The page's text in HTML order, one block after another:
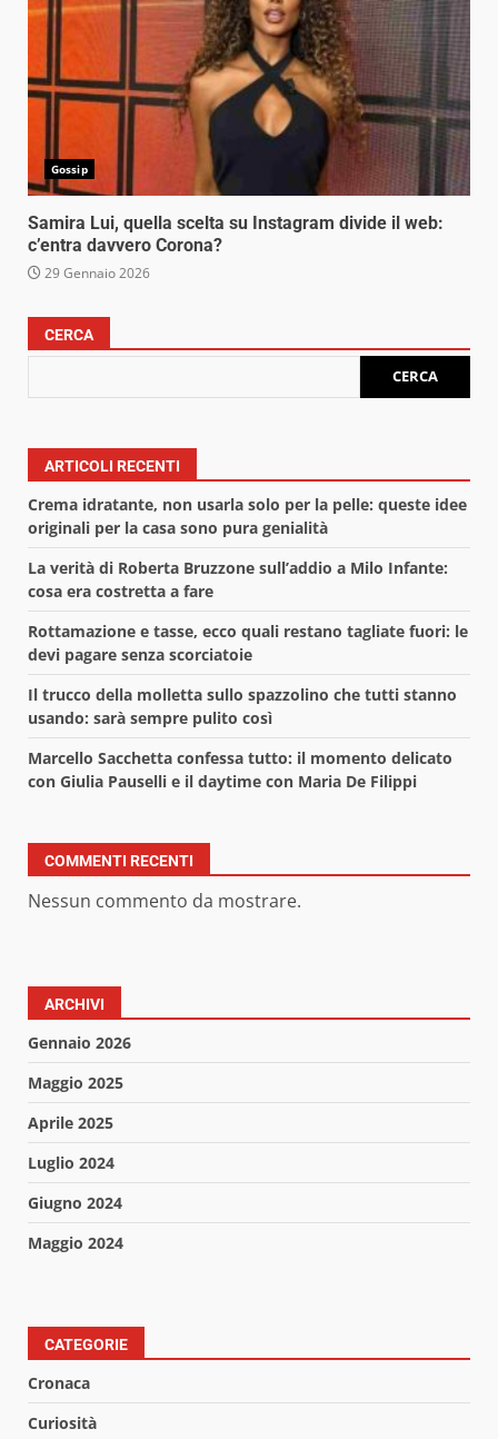
Gossip
Samira Lui, quella scelta su Instagram divide il web:
c’entra davvero Corona?
29 Gennaio 2026
CERCA
CERCA
ARTICOLI RECENTI
Crema idratante, non usarla solo per la pelle: queste idee
originali per la casa sono pura genialità
La verità di Roberta Bruzzone sull’addio a Milo Infante:
cosa era costretta a fare
Rottamazione e tasse, ecco quali restano tagliate fuori: le
devi pagare senza scorciatoie
Il trucco della molletta sullo spazzolino che tutti stanno
usando: sarà sempre pulito così
Marcello Sacchetta confessa tutto: il momento delicato
con Giulia Pauselli e il daytime con Maria De Filippi
COMMENTI RECENTI
Nessun commento da mostrare.
ARCHIVI
Gennaio 2026
Maggio 2025
Aprile 2025
Luglio 2024
Giugno 2024
Maggio 2024
CATEGORIE
Cronaca
Curiosità